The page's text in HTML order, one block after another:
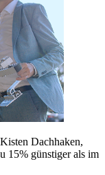
Dachhaken,
15% günstiger als im